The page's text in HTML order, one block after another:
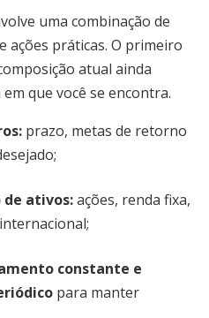
uma combinação de
práticas. O primeiro
atual ainda
que você se encontra.
prazo, metas de retorno
ativos:ações, renda fixa,
constante e
para manter